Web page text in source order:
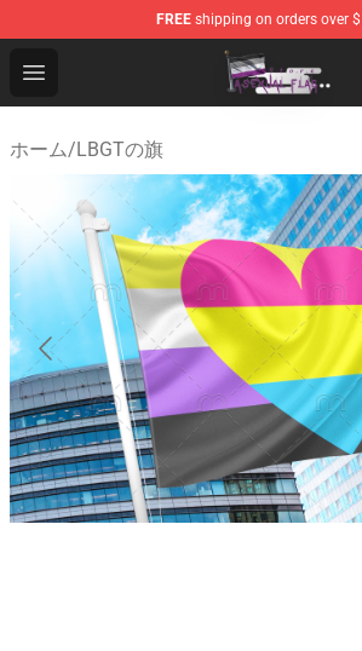
FREE shipping on orders over
Open menu
Asexual Flag Shop - The Best Store
ホーム/LBGTの旗